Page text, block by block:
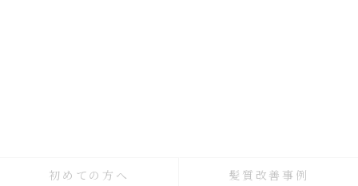
初めての方へ 髪質改善事例